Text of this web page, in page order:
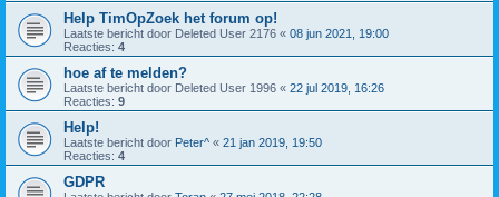
Help TimOpZoek het forum op!
Laatste bericht door Deleted User 2176 « 08 jun 2021, 19:00
Reacties: 4
hoe af te melden?
Laatste bericht door Deleted User 1996 « 22 jul 2019, 16:26
Reacties: 9
Help!
Laatste bericht door Peter^ « 21 jan 2019, 19:50
Reacties: 4
GDPR